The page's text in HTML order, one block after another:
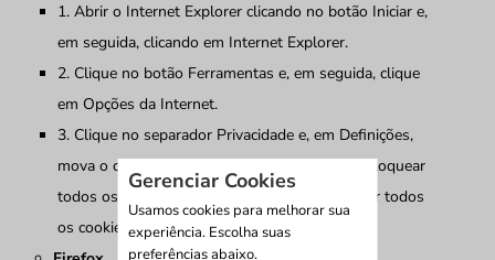
1. Abrir o Internet Explorer clicando no botão Iniciar e,
em seguida, clicando em Internet Explorer.
2. Clique no botão Ferramentas e, em seguida, clique
em Opções da Internet.
3. Clique no separador Privacidade e, em Definições,
mova o controlo de deslize para o topo para bloquear
todos os cookies ou para o fundo para permitir todos
os cookies e, em seguida, clique em OK.
Gerenciar Cookies
Usamos cookies para melhorar sua
experiência. Escolha suas
preferências abaixo.